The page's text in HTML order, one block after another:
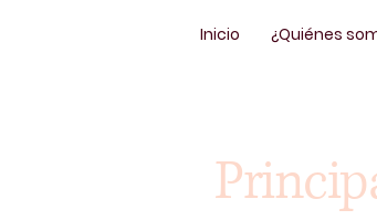
Inicio ¿Quiénes